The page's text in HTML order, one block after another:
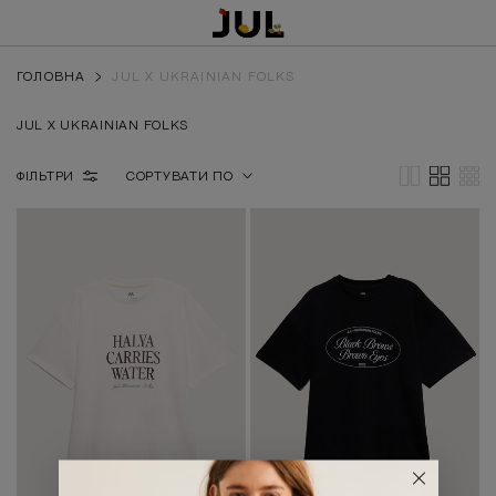
ГОЛОВНА JUL X UKRAINIAN FOLKS
JUL X UKRAINIAN FOLKS
ФІЛЬТРИ СОРТУВАТИ ПО